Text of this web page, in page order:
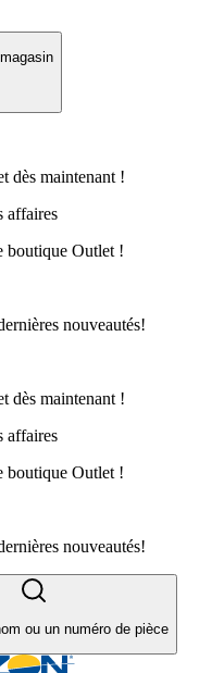
dès maintenant !
affaires
boutique Outlet !
nouveautés!
dès maintenant !
affaires
boutique Outlet !
nouveautés!
ou un numéro de pièce